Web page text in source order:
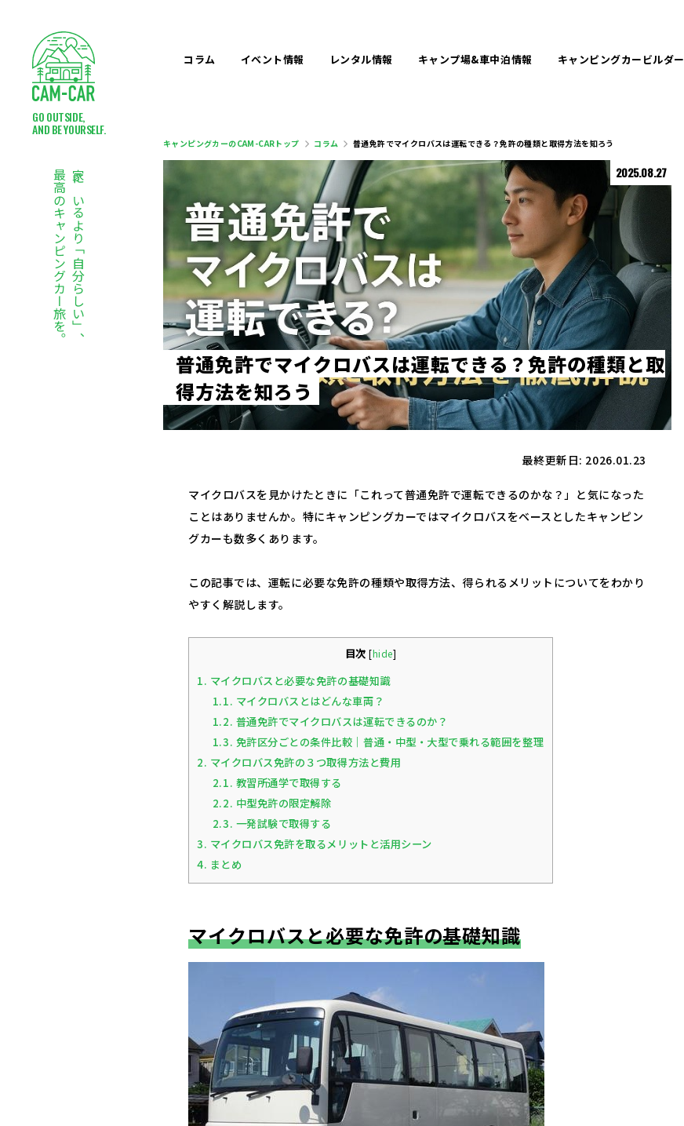
GO OUTSIDE,
AND BE YOURSELF.
家にいるより「自分らしい」、
最高のキャンピングカー旅を。
コラム イベント情報 レンタル情報 キャンプ場&車中泊情報 キャンピングカービルダー
キャンピングカーのCAM-CARトップ コラム 普通免許でマイクロバスは運転できる？免許の種類と取得方法を知ろう
2025.08.27
普通免許でマイクロバスは運転できる ？免許の種類と取
得方法を知ろ う
最終更新日: 2026.01.23
マイクロバスを見かけたときに「これって普通免許で運転できるのかな？」と気になった
ことはありませんか。特にキャンピングカーではマイクロバスをベースとしたキャンピン
グカーも数多くあります。
この記事では、運転に必要な免許の種類や取得方法、得られるメリットについてをわかり
やすく解説します。
目次 [hide]
1. マイクロバスと必要な免許の基礎知識
1.1. マイクロバスとはどんな車両？
1.2. 普通免許でマイクロバスは運転できるのか？
1.3. 免許区分ごとの条件比較｜普通・中型・大型で乗れる範囲を整理
2. マイクロバス免許の３つ取得方法と費用
2.1. 教習所通学で取得する
2.2. 中型免許の限定解除
2.3. 一発試験で取得する
3. マイクロバス免許を取るメリットと活用シーン
4. まとめ
マイクロバスと必要な免許の基礎知識